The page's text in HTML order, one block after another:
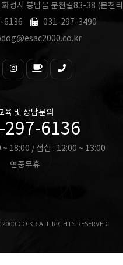
화성시 봉담읍 분천길83-38 (분천
6136
031-297-3490
육 및 상담문의
297-6136
~ 18:00 / 점심 : 12:00 ~ 13:00
연중무휴
ALL RIGHTS RESERVED.